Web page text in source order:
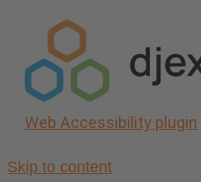
Web Accessibility plugin
Skip to content